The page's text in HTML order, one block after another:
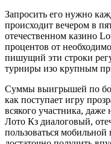
Запросить его нужно
происходит вечером в
отечественном казино
процентов от
пишущий эти строки
турниры изо крупным
Суммы выигрышей по
как поступает игру
всякого участника,
Лото Кз диалоговый,
пользоваться